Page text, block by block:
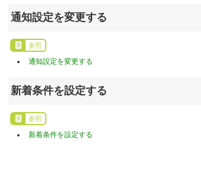
通知設定を変更する
参照
通知設定を変更する
新着条件を設定する
参照
新着条件を設定する